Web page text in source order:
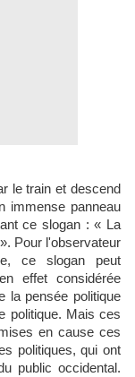
le train et descend
immense panneau
ce slogan : « La
Pour l'observateur
ce slogan peut
effet considérée
la pensée politique
politique. Mais ces
en cause ces
politiques, qui ont
public occidental.